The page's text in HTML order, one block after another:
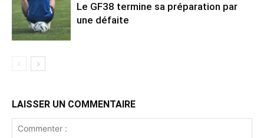
Le GF38 termine sa préparation par
une défaite
LAISSER UN COMMENTAIRE